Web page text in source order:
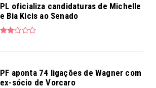
PL oficializa candidaturas de Michelle
e Bia Kicis ao Senado
PF aponta 74 ligações de Wagner com
ex-sócio de Vorcaro